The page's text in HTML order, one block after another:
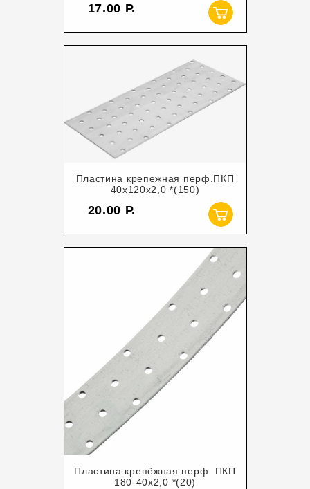
17.00
Пластина крепежная перф.ПКП
40х120х2,0 *(150)
20.00
Пластина крепёжная перф. ПКП
180-40х2,0 *(20)